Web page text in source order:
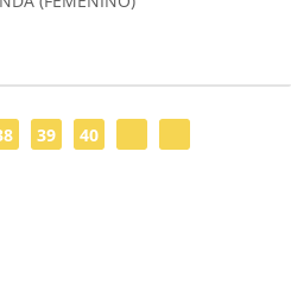
39 40